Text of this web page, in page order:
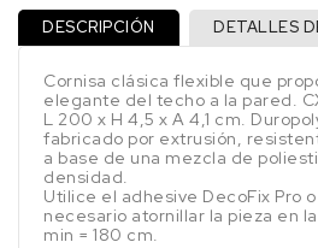
DESCRIPCIÓN DETALLES
Cornisa clásica flexible que
elegante del techo a la pared.
L 200 x H 4,5 x A 4,1 cm.
fabricado por extrusión,
a base de una mezcla de
densidad.
Utilice el adhesive DecoFix Pro o
necesario atornillar la pieza en
min = 180 cm.